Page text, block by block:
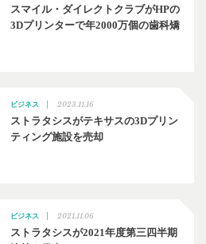
スマイル・ダイレクトクラブがHPの
3Dプリンターで年2000万個の歯科矯
ビジネス 2023.11.16
ストラタシスがテキサスの3Dプリン
ティング施設を売却
ビジネス 2021.11.06
ストラタシスが2021年度第三四半期